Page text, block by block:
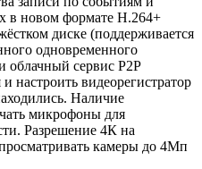
в новом формате H.264+
диске (поддерживается
одновременного
облачный сервис P2P
настроить видеорегистратор
Наличие
микрофоны для
Разрешение 4К на
камеры до 4Мп